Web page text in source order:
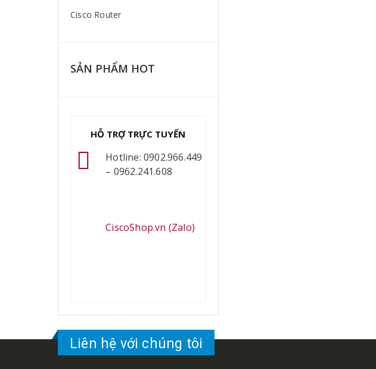
Cisco Router
SẢN PHẨM HOT
HỖ TRỢ TRỰC TUYẾN
Hotline: 0902.966.449
– 0962.241.608
CiscoShop.vn (Zalo)
Liên hệ với chúng tôi